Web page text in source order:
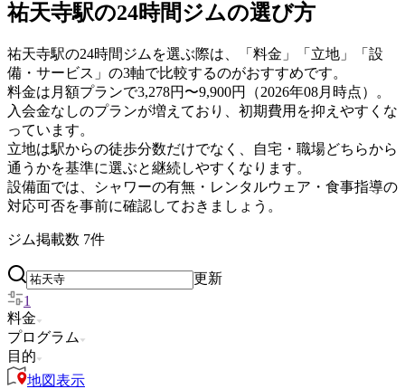
祐天寺駅の24時間ジムの選び方
祐天寺駅の24時間ジムを選ぶ際は、「料金」「立地」「設
備・サービス」の3軸で比較するのがおすすめです。
料金は月額プランで3,278円〜9,900円（2026年08月時点）。
入会金なしのプランが増えており、初期費用を抑えやすくな
っています。
立地は駅からの徒歩分数だけでなく、自宅・職場どちらから
通うかを基準に選ぶと継続しやすくなります。
設備面では、シャワーの有無・レンタルウェア・食事指導の
対応可否を事前に確認しておきましょう。
ジム掲載数 7件
更新
1
料金
プログラム
目的
地図表示